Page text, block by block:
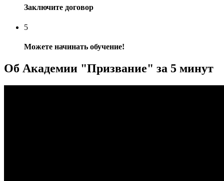
Заключите договор
5
Можете начинать обучение!
Об Академии "Призвание" за 5 минут